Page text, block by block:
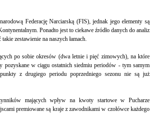
Federację Narciarską (FIS), jednak jego elementy są
Ponadto jest to ciekawe źródło danych do analiz
zestawienie na naszych łamach.
po sobie okresów (dwa letnie i pięć zimowych), na które
pozyskane w ciągu ostatnich siedmiu periodów - tym samym
z drugiego periodu poprzedniego sezonu nie są już
mających wpływ na kwoty startowe w Pucharze
premiowane są kraje z zawodnikami w czołówce każdego